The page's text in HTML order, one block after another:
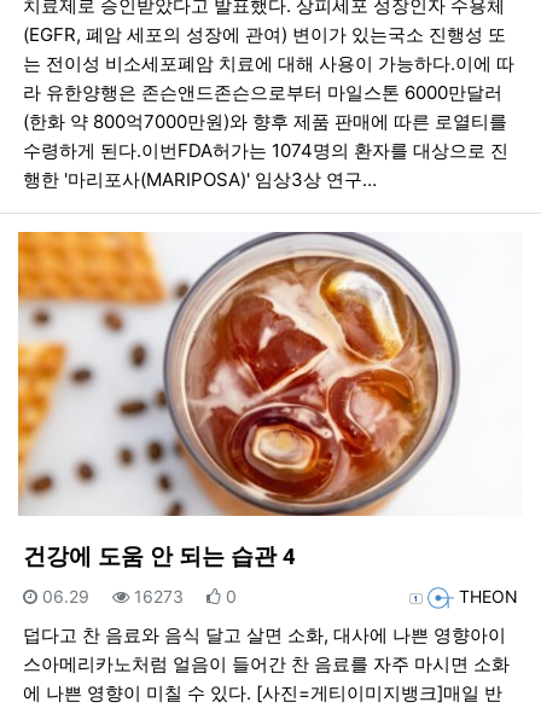
치료제로 승인받았다고 발표했다. 상피세포 성장인자 수용체
(EGFR, 폐암 세포의 성장에 관여) 변이가 있는국소 진행성 또
는 전이성 비소세포폐암 치료에 대해 사용이 가능하다.이에 따
라 유한양행은 존슨앤드존슨으로부터 마일스톤 6000만달러
(한화 약 800억7000만원)와 향후 제품 판매에 따른 로열티를
수령하게 된다.이번FDA허가는 1074명의 환자를 대상으로 진
행한 '마리포사(MARIPOSA)' 임상3상 연구…
건강에 도움 안 되는 습관 4
등록자THEON
등록일
06.29 조회
16273 추천
0
덥다고 찬 음료와 음식 달고 살면 소화, 대사에 나쁜 영향아이
스아메리카노처럼 얼음이 들어간 찬 음료를 자주 마시면 소화
에 나쁜 영향이 미칠 수 있다. [사진=게티이미지뱅크]매일 반